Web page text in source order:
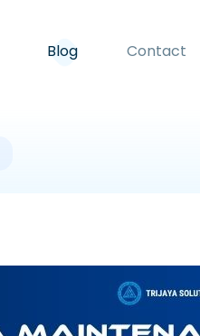
Blog Contact